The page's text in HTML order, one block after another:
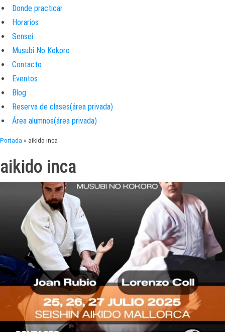
Donde practicar
Horarios
Sensei
Musubi No Kokoro
Contacto
Eventos
Blog
Reserva de clases(área privada)
Área alumnos(área privada)
Portada » aikido inca
aikido inca